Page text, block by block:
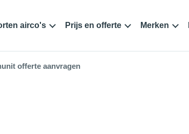
airco's Prijs en offerte Merken
offerte aanvragen